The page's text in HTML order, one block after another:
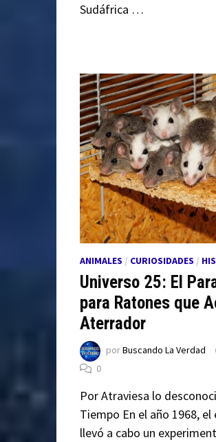
Sudáfrica …
ANIMALES / CURIOSIDADES /
Universo 25: El
para Ratones que
Aterrador
porBuscando La Verdad
0
Por Atraviesa lo
Tiempo En el año 1968,
llevó a cabo un